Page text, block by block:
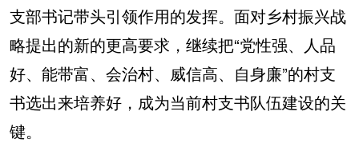
支部书记带头引领作用的发挥。面对乡村振兴战
略提出的新的更高要求，继续把“党性强、人品
好、能带富、会治村、威信高、自身廉”的村支
书选出来培养好，成为当前村支书队伍建设的关
键。